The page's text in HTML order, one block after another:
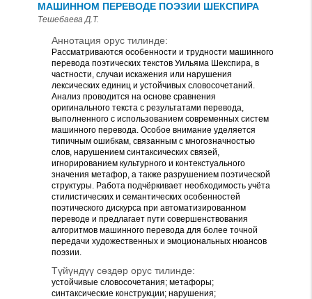
МАШИННОМ ПЕРЕВОДЕ ПОЭЗИИ ШЕКСПИРА
Тешебаева Д.Т.
Аннотация орус тилинде:
Рассматриваются особенности и трудности машинного
перевода поэтических текстов Уильяма Шекспира, в
частности, случаи искажения или нарушения
лексических единиц и устойчивых словосочетаний.
Анализ проводится на основе сравнения
оригинального текста с результатами перевода,
выполненного с использованием современных систем
машинного перевода. Особое внимание уделяется
типичным ошибкам, связанным с многозначностью
слов, нарушением синтаксических связей,
игнорированием культурного и контекстуального
значения метафор, а также разрушением поэтической
структуры. Работа подчёркивает необходимость учёта
стилистических и семантических особенностей
поэтического дискурса при автоматизированном
переводе и предлагает пути совершенствования
алгоритмов машинного перевода для более точной
передачи художественных и эмоциональных нюансов
поэзии.
Түйүндүү сөздөр орус тилинде:
устойчивые словосочетания; метафоры;
синтаксические конструкции; нарушения;